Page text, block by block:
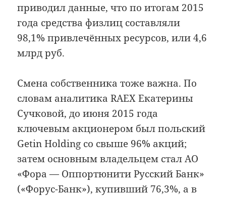
приводил данные, что по итогам 2015
года средства физлиц составляли
98,1% привлечённых ресурсов, или 4,6
млрд руб.
Смена собственника тоже важна. По
словам аналитика RAEX Екатерины
Сучковой, до июня 2015 года
ключевым акционером был польский
Getin Holding со свыше 96% акций;
затем основным владельцем стал АО
«Фора — Оппортюнити Русский Банк»
(«Форус-Банк»), купивший 76,3%, а в